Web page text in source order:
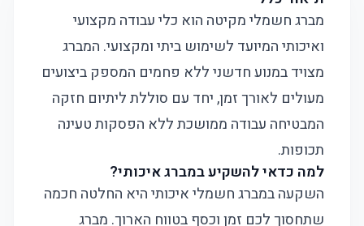
מברג חשמלי מקיטה הוא כלי עבודה מקצועי
ואיכותי המיועד לשימוש ביתי ומקצועי. המברג
מצויד במנוע חדשני ללא פחמים המספק ביצועים
מעולים לאורך זמן, יחד עם סוללת ליתיום חזקה
המבטיחה עבודה ממושכת ללא הפסקות טעינה
תכופות.
למה כדאי להשקיע במברג איכותי?
השקעה במברג חשמלי איכותי היא החלטה חכמה
שתחסוך לכם זמן וכסף בטווח הארוך. מברג